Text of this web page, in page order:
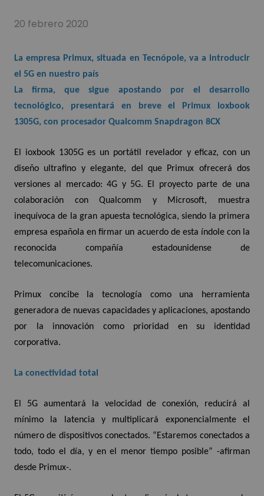
20 febrero 2020
La empresa Primux, situada en Tecnópole, va a introducir
el 5G en nuestro país
La firma, que sigue apostando por el desarrollo
tecnológico, presentará en breve el Primux ioxbook
1305G, con procesador Qualcomm Snapdragon 8CX
El ioxbook 1305G es un portátil revelador y eficaz, con un
diseño ultrafino y elegante, del que Primux ofrecerá dos
versiones al mercado: 4G y 5G. El proyecto parte de una
colaboración con Qualcomm y Microsoft, muestra
inequívoca de la gran apuesta tecnológica, siendo la primera
empresa española en firmar un acuerdo de esta índole con la
reconocida compañía estadounidense de
telecomunicaciones.
Primux concibe la tecnología como una herramienta
generadora de nuevas capacidades y aplicaciones, apostando
por la innovación como prioridad en su identidad
corporativa.
La conectividad total
El 5G
aumentará la velocidad de conexión, reducirá al
mínimo la latencia y multiplicará exponencialmente el
número de dispositivos conectados. “Estaremos conectados a
todo, todo el día, y en el menor tiempo posible” -afirman
desde Primux-.